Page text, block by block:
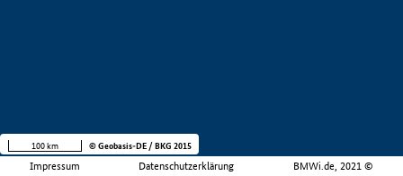
Impressum Datenschutzerklärung BMWi.de, 2021 ©
100 km © Geobasis-DE / BKG 2015